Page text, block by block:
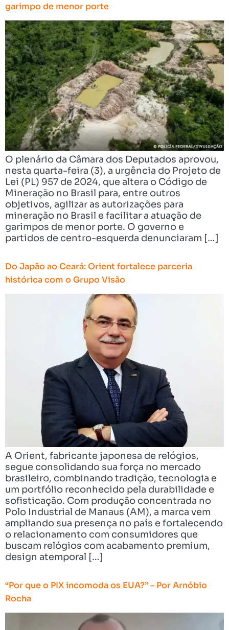
garimpo de menor porte
O plenário da Câmara dos Deputados aprovou,
nesta quarta-feira (3), a urgência do Projeto de
Lei (PL) 957 de 2024, que altera o Código de
Mineração no Brasil para, entre outros
objetivos, agilizar as autorizações para
mineração no Brasil e facilitar a atuação de
garimpos de menor porte. O governo e
partidos de centro-esquerda denunciaram […]
Do Japão ao Ceará: Orient fortalece parceria
histórica com o Grupo Visão
A Orient, fabricante japonesa de relógios,
segue consolidando sua força no mercado
brasileiro, combinando tradição, tecnologia e
um portfólio reconhecido pela durabilidade e
sofisticação. Com produção concentrada no
Polo Industrial de Manaus (AM), a marca vem
ampliando sua presença no país e fortalecendo
o relacionamento com consumidores que
buscam relógios com acabamento premium,
design atemporal […]
“Por que o PIX incomoda os EUA?” – Por Arnóbio
Rocha